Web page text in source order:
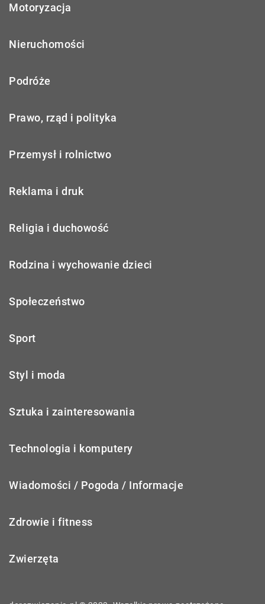
Motoryzacja
Nieruchomości
Podróże
Prawo, rząd i polityka
Przemysł i rolnictwo
Reklama i druk
Religia i duchowość
Rodzina i wychowanie dzieci
Społeczeństwo
Sport
Styl i moda
Sztuka i zainteresowania
Technologia i komputery
Wiadomości / Pogoda / Informacje
Zdrowie i fitness
Zwierzęta